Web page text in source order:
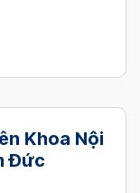
Khoa Nội
Đức